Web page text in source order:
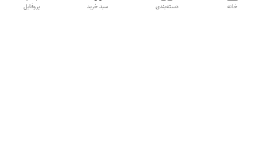
پروفایل سبد خرید دسته‌بندی خانه